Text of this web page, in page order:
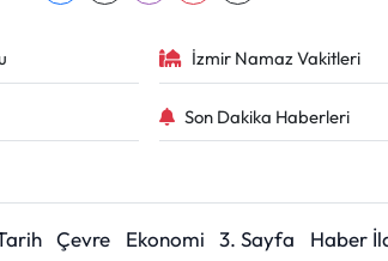
İzmir Namaz Vakitleri
Son Dakika Haberleri
Çevre Ekonomi 3. Sayfa Haber